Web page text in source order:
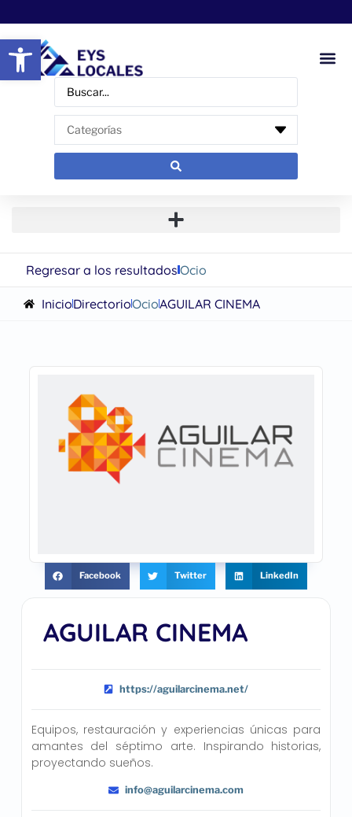
Abrir barra de herramientas
Regresar a los resultadosOcio
InicioDirectorioOcioAGUILAR CINEMA
AGUILAR CINEMA
https://aguilarcinema.net/
Equipos, restauración y experiencias únicas para
amantes del séptimo arte. Inspirando historias,
proyectando sueños.
info@aguilarcinema.com
Facebook Twitter LinkedIn